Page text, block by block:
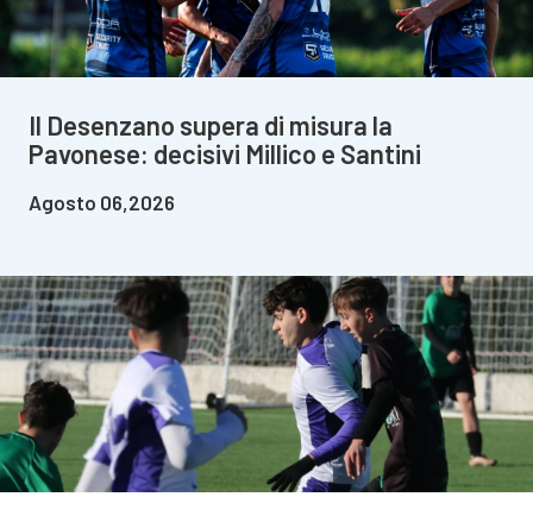
Il Desenzano supera di misura la
Pavonese: decisivi Millico e Santini
Agosto 06,2026